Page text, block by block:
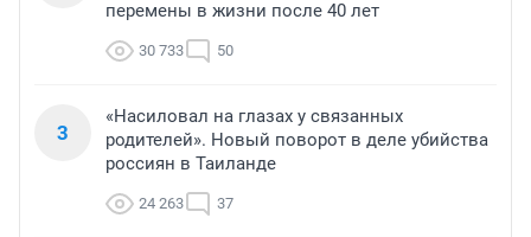
перемены в жизни после 40 лет
30 733 50
3
«Насиловал на глазах у связанных
родителей». Новый поворот в деле убийства
россиян в Таиланде
24 263 37